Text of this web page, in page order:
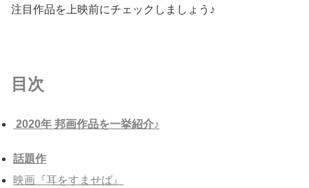
注目作品を上映前にチェックしましょう♪
目次
2020年 邦画作品を一挙紹介♪
話題作
映画『耳をすませば』